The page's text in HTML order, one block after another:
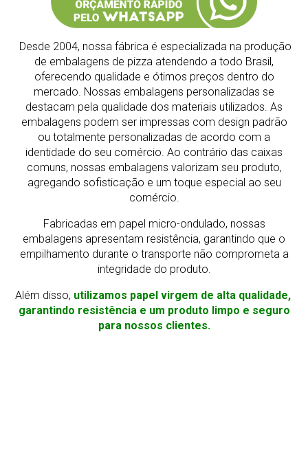
Desde 2004, nossa fábrica é especializada na produção
de embalagens de pizza atendendo a todo Brasil,
oferecendo qualidade e ótimos preços dentro do
mercado. Nossas embalagens personalizadas se
destacam pela qualidade dos materiais utilizados. As
embalagens podem ser impressas com design padrão
ou totalmente personalizadas de acordo com a
identidade do seu comércio. Ao contrário das caixas
comuns, nossas embalagens valorizam seu produto,
agregando sofisticação e um toque especial ao seu
comércio.
Fabricadas em papel micro-ondulado, nossas
embalagens apresentam resistência, garantindo que o
empilhamento durante o transporte não comprometa a
integridade do produto.
Além disso, utilizamos papel virgem de alta qualidade,
garantindo resistência e um produto limpo e seguro
para nossos clientes.